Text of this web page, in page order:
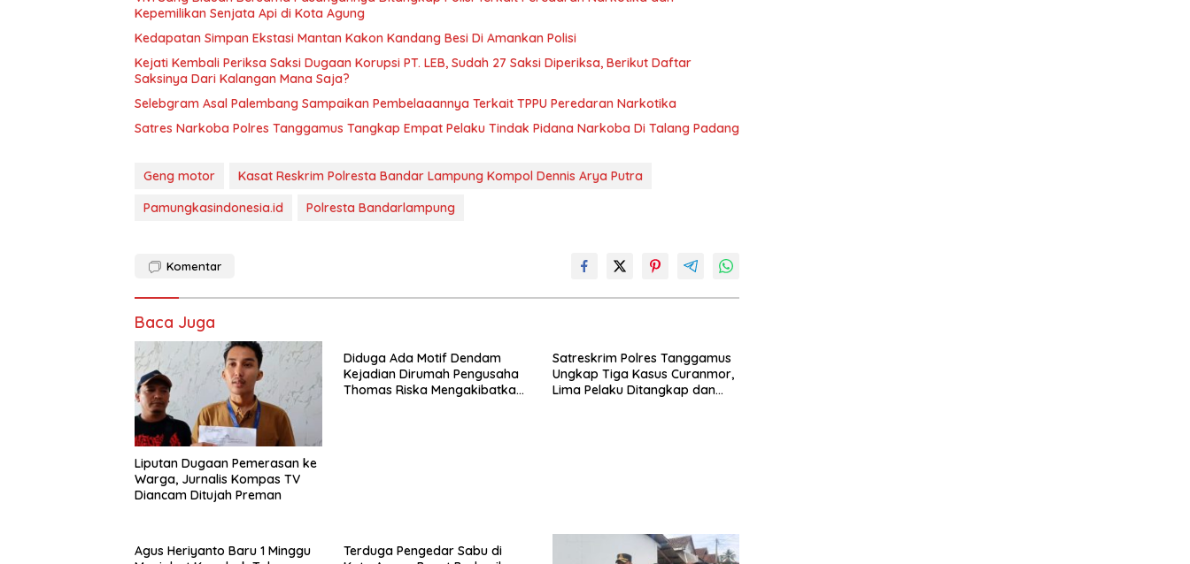
Kepemilikan Senjata Api di Kota Agung
Kedapatan Simpan Ekstasi Mantan Kakon Kandang Besi Di Amankan Polisi
Kejati Kembali Periksa Saksi Dugaan Korupsi PT. LEB, Sudah 27 Saksi Diperiksa, Berikut Daftar
Saksinya Dari Kalangan Mana Saja?
Selebgram Asal Palembang Sampaikan Pembelaaannya Terkait TPPU Peredaran Narkotika
Satres Narkoba Polres Tanggamus Tangkap Empat Pelaku Tindak Pidana Narkoba Di Talang Padang
Geng motor
Kasat Reskrim Polresta Bandar Lampung Kompol Dennis Arya Putra
Pamungkasindonesia.id
Polresta Bandarlampung
Komentar
Baca Juga
Liputan Dugaan Pemerasan ke
Warga, Jurnalis Kompas TV
Diancam Ditujah Preman
Diduga Ada Motif Dendam
Kejadian Dirumah Pengusaha
Thomas Riska Mengakibatkan
Satreskrim Polres Tanggamus
Ungkap Tiga Kasus Curanmor,
Lima Pelaku Ditangkap dan
Agus Heriyanto Baru 1 Minggu
Terduga Pengedar Sabu di